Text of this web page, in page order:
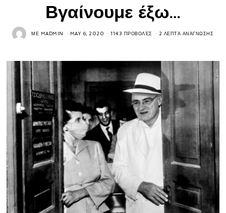
Βγαίνουμε έξω…
ΜΕ MADMIN MAY 6, 2020 1143 ΠΡΟΒΟΛΈΣ 2 ΛΕΠΤΆ ΑΝΆΓΝΩΣΗΣ